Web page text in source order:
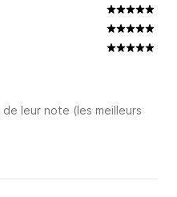
leur note (les meilleurs